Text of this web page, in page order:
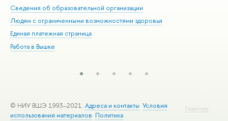
Сведения об образовательной организации
Людям с ограниченными возможностями здоровья
Единая платежная страница
Работа в Вышке
Редактору
© НИУ ВШЭ 1993–2021 Адреса и контакты Условия
использования материалов Политика